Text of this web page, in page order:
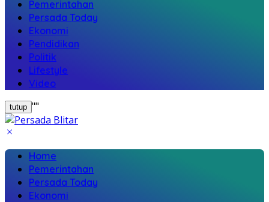
Pemerintahan
Persada Today
Ekonomi
Pendidikan
Politik
Lifestyle
Video
tutup ""
Home
Pemerintahan
Persada Today
Ekonomi